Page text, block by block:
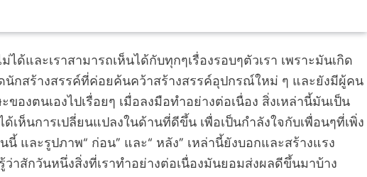
ด้และเราสามารถเห็นได้กับทุกๆเรื่องรอบๆตัวเรา เพราะมันเกิด
นักสร้างสรรค์ที่ค่อยค้นคว้าสร้างสรรค์อุปกรณ์ใหม่ ๆ และยังมีผู้คน
องตนเองไปเรื่อยๆ เมื่อลงมือทำอย่างต่อเนื่อง สิ่งเหล่านี้มันเป็น
เห็นการเปลี่ยนแปลงในด้านที่ดีขึ้น เพื่อเป็นกำลังใจกับเพื่อนๆที่เพิ่ง
และรูปภาพ“ ก่อน” และ“ หลัง” เหล่านี้ยังบอกและสร้างแรง
าสักวันหนึ่งสิ่งที่เราทำอย่างต่อเนื่องมันยอมส่งผลดีขึ้นมาบ้าง